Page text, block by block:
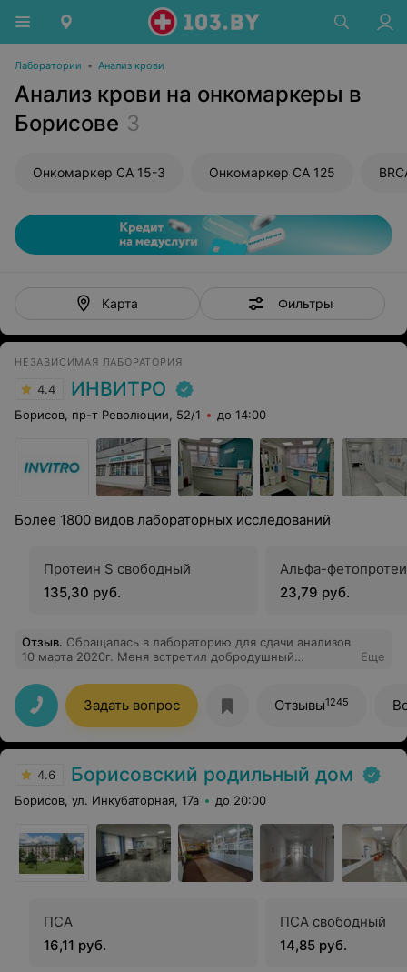
Лаборатории • Анализ крови
Анализ крови на онкомаркеры в
Борисове 3
Онкомаркер CA 15-3 Онкомаркер CA 125
Карта Фильтры
НЕЗАВИСИМАЯ ЛАБОРАТОРИЯ
4.4 ИНВИТРО
Борисов, пр-т Революции, 52/1 до 14:00
Более 1800 видов лабораторных исследований
Протеин S свободный
135,30 руб.
Альфа-
23,79 руб.
Отзыв. Обращалась в лабораторию для сдачи анализов
10 марта 2020г. Меня встретил добродушный
квалифицированные, грамотные специалисты. Всё
объяснили, сказали, что анализы будут готовы в
течение 4 дней, но они были готовы даже раньше, что
меня очень обрадовало и мне не пришлось
переносить приём своего лечащего врача. Огромное
надеюсь,что и во всех филиалах работает такой
грамотный ответственный медперсонал.
Еще
Задать вопрос Отзывы1245
4.6 Борисовский родильный дом
Борисов, ул. Инкубаторная, 17а до 20:00
ПСА
16,11 руб.
ПСА свободный
14,85 руб.